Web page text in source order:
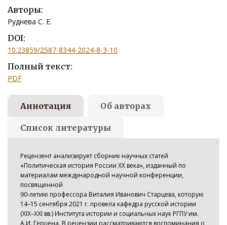
Авторы:
Руднева С. Е.
DOI:
10.23859/2587-8344-2024-8-3-10
Полный текст:
PDF
Аннотация
Рецензент анализирует сборник научных статей
«Политическая история России XX века», изданный по
материалам международной научной конференции,
посвященной
90-летию профессора Виталия Иванович Старцева, которую
14–15 сентября 2021 г. провела кафедра русской истории
(XIX–XXI вв.) Института истории и социальных наук РГПУ им.
А.И. Герцена. В рецензии рассматриваются воспоминания о
Об авторах
Список литературы